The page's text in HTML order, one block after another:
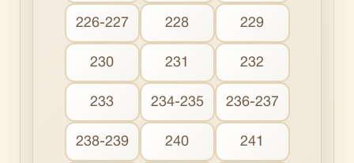
226-227 228 229
230 231 232
233 234-235 236-237
238-239 240 241